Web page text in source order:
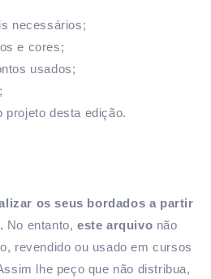
necessários;
e cores;
usados;
projeto desta edição.
os seus bordados a partir
No entanto, este arquivo não
revendido ou usado em cursos
lhe peço que não distribua,